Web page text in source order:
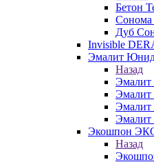
Бетон
Сонома
Дуб
Invisible
Эмалит
Назад
Эмалит
Эмалит
Эмалит
Экошпон
Назад